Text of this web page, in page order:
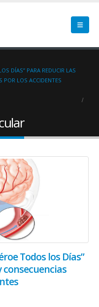
DÍAS” PARA REDUCIR LAS
POR LOS ACCIDENTES
Todos los Días”